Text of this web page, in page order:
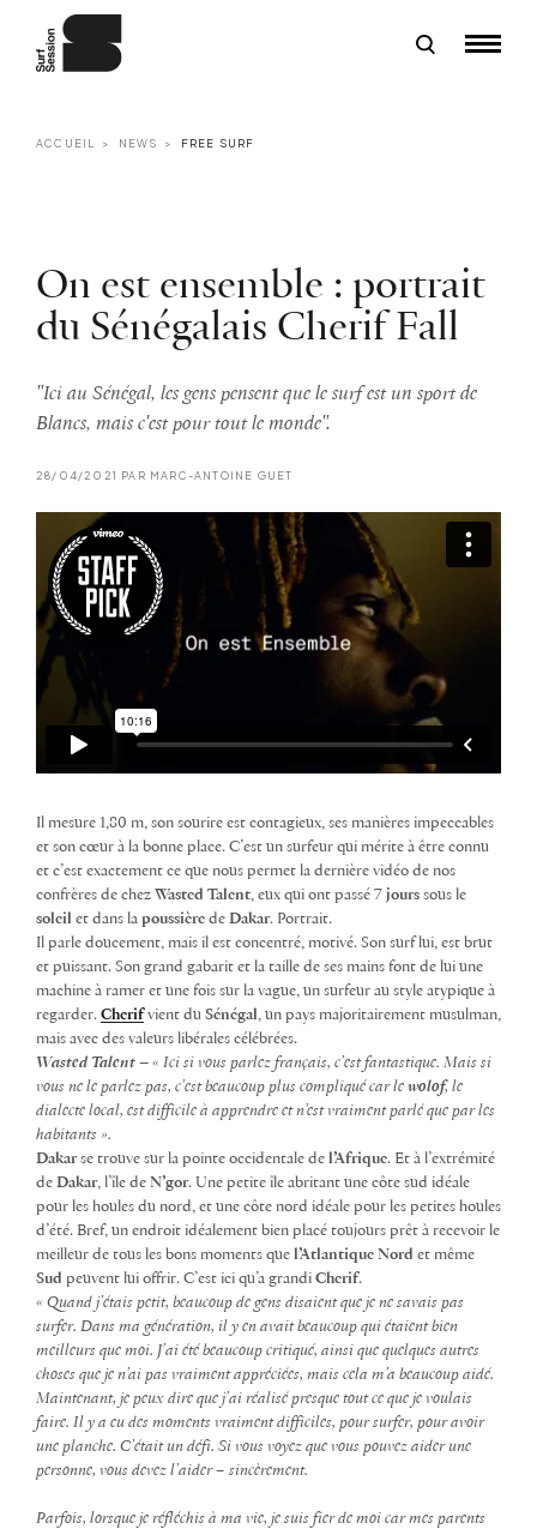
ACCUEIL NEWS FREE SURF
On est ensemble : portrait
du Sénégalais Cherif Fall
"Ici au Sénégal, les gens pensent que le surf est un sport de
Blancs, mais c'est pour tout le monde".
28/04/2021 PAR MARC-ANTOINE GUET
Il mesure 1,80 m, son sourire est contagieux, ses manières impeccables
et son cœur à la bonne place. C’est un surfeur qui mérite à être connu
et c’est exactement ce que nous permet la dernière vidéo de nos
confrères de chez Wasted Talent, eux qui ont passé 7 jours sous le
soleil et dans la poussière de Dakar. Portrait.
Il parle doucement, mais il est concentré, motivé. Son surf lui, est brut
et puissant. Son grand gabarit et la taille de ses mains font de lui une
machine à ramer et une fois sur la vague, un surfeur au style atypique à
regarder. Cherif vient du Sénégal, un pays majoritairement musulman,
mais avec des valeurs libérales célébrées.
Wasted Talent – « Ici si vous parlez français, c’est fantastique. Mais si
vous ne le parlez pas, c’est beaucoup plus compliqué car le wolof, le
dialecte local, est difficile à apprendre et n’est vraiment parlé que par les
habitants ».
Dakarse trouve sur la pointe occidentale de l’Afrique. Et à l’extrémité
de Dakar, l’île de N’gor. Une petite île abritant une côte sud idéale
pour les houles du nord, et une côte nord idéale pour les petites houles
d’été. Bref, un endroit idéalement bien placé toujours prêt à recevoir le
meilleur de tous les bons moments que l’Atlantique Nord et même
Sud peuvent lui offrir. C’est ici qu’a grandi Cherif.
« Quand j’étais petit, beaucoup de gens disaient que je ne savais pas
surfer. Dans ma génération, il y en avait beaucoup qui étaient bien
meilleurs que moi. J’ai été beaucoup critiqué, ainsi que quelques autres
choses que je n’ai pas vraiment appréciées, mais cela m’a beaucoup aidé.
Maintenant, je peux dire que j’ai réalisé presque tout ce que je voulais
faire. Il y a eu des moments vraiment difficiles, pour surfer, pour avoir
une planche. C’était un défi. Si vous voyez que vous pouvez aider une
personne, vous devez l’aider – sincèrement.
Parfois, lorsque je réfléchis à ma vie, je suis fier de moi car mes parents